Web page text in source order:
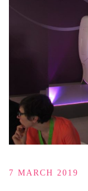
7 MARCH 2019